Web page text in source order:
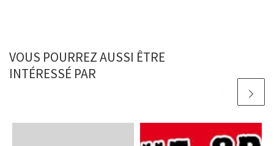
VOUS POURREZ AUSSI ÊTRE
INTÉRESSÉ PAR